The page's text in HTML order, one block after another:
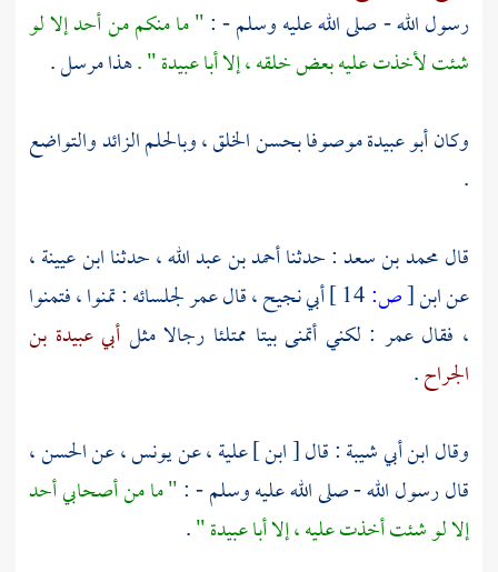
رسول الله - صلى الله عليه وسلم - :" ما منكم من أحد إلا لو
شئت لأخذت عليه بعض خلقه ، إلا أبا عبيدة " .هذا مرسل .
وكانأبو عبيدةموصوفا بحسن الخلق ، وبالحلم الزائد والتواضع
.
قالمحمد بن سعد: حدثناأحمد بن عبد الله ،حدثناابن عيينة ،
عنابن[ص: أبي نجيح ،قالعمرلجلسائه : تمنوا ، فتمنوا
، فقالعمر : لكني أتمنى بيتا ممتلئا رجالا مثل أبي عبيدة بن
الجراح.
وقالابن أبي شيبة: قال [ابن ] علية ،عنيونس ،عنالحسن ،
قال رسول الله - صلى الله عليه وسلم - :" ما من أصحابي أحد
إلا لو شئت أخذت عليه ، إلاأبا عبيدة ".